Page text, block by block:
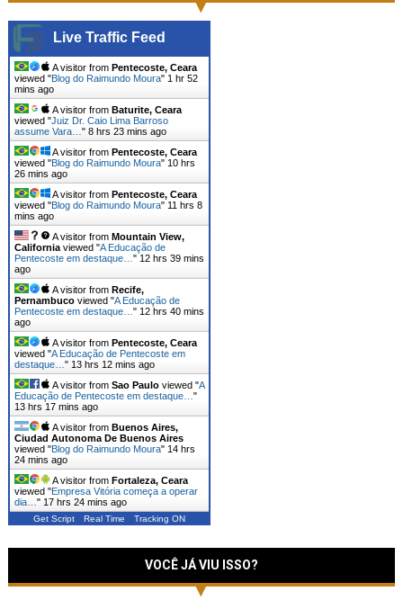
Live Traffic Feed
A visitor from Pentecoste, Ceara
viewed "Blog do Raimundo Moura" 1 hr 52
mins ago
A visitor from Baturite, Ceara
viewed "Juiz Dr. Caio Lima Barroso
assume Vara…" 8 hrs 23 mins ago
A visitor from Pentecoste, Ceara
viewed "Blog do Raimundo Moura" 10 hrs
26 mins ago
A visitor from Pentecoste, Ceara
viewed "Blog do Raimundo Moura" 11 hrs 8
mins ago
A visitor from Mountain View,
Californiaviewed "A Educação de
Pentecoste em destaque…" 12 hrs 39 mins
ago
A visitor from Recife,
Pernambucoviewed "A Educação de
Pentecoste em destaque…" 12 hrs 40 mins
ago
A visitor from Pentecoste, Ceara
viewed "A Educação de Pentecoste em
destaque…" 13 hrs 12 mins ago
A visitor from Sao Pauloviewed "A
Educação de Pentecoste em destaque…"
13 hrs 17 mins ago
A visitor from Buenos Aires,
Ciudad Autonoma De Buenos Aires
viewed "Blog do Raimundo Moura" 14 hrs
24 mins ago
A visitor from Fortaleza, Ceara
viewed "Empresa Vitória começa a operar
dia…" 17 hrs 24 mins ago
Get Script Real Time Tracking ON
VOCÊ JÁ VIU ISSO?